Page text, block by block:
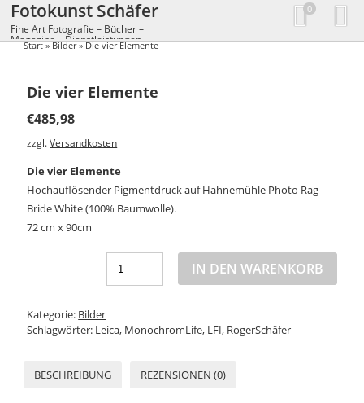
Fotokunst Schäfer
Fine Art Fotografie – Bücher –
Magazine – Dienstleistungen
0
Start»Bilder» Die vier Elemente
Die vier Elemente
€485,98
zzgl.Versandkosten
Die vier Elemente
Hochauflösender Pigmentdruck auf Hahnemühle Photo Rag
Bride White (100% Baumwolle).
72 cm x 90cm
IN DEN WARENKORB
Kategorie: Bilder
Schlagwörter: Leica, MonochromLife, LFI, RogerSchäfer
BESCHREIBUNG REZENSIONEN (0)